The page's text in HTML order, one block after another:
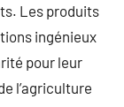
Les produits
ingénieux
pour leur
l’agriculture